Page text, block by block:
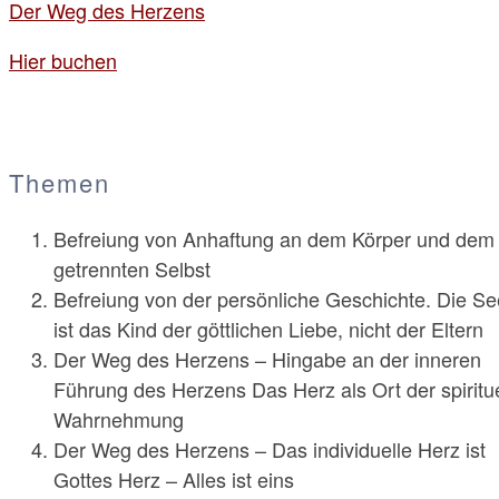
Der Weg des Herzens
Hier buchen
Themen
Befreiung von Anhaftung an dem Körper und dem
getrennten Selbst
Befreiung von der persönliche Geschichte. Die
ist das Kind der göttlichen Liebe, nicht der Eltern
Der Weg des Herzens – Hingabe an der inneren
Führung des Herzens Das Herz als Ort der
Wahrnehmung
Der Weg des Herzens – Das individuelle Herz ist
Gottes Herz – Alles ist eins